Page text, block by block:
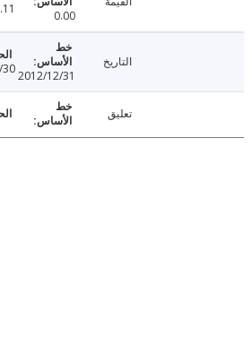
92.11
2012/12/31
2015/06/30